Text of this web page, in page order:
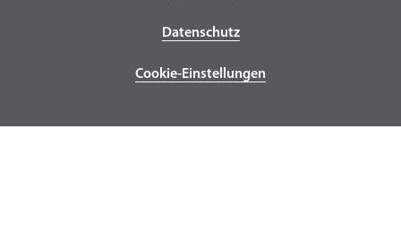
Datenschutz
Cookie-Einstellungen